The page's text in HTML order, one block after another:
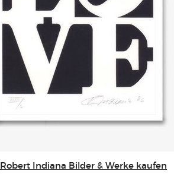
Robert Indiana Bilder & Werke kaufen